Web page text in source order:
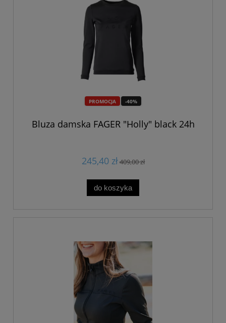
PROMOCJA -40%
Bluza damska FAGER "Holly" black 24h
245,40 zł409,00 zł
do koszyka